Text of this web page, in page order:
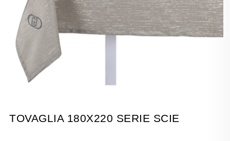
TOVAGLIA 180X220 SERIE SCIE